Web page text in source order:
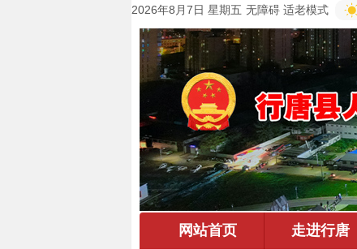
2026年8月7日 星期五 无障碍 适老模式